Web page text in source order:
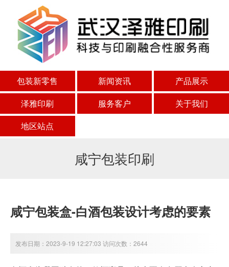
包装新零售 新闻资讯
产品展示
泽雅印刷
服务客户
关于我们
地区站点
咸宁包装印刷
咸宁包装盒-白酒包装设计考虑的要素
发布日期：2023-9-19 12:27:03 访问次数：2644